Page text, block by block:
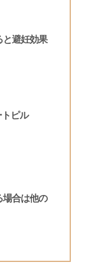
と避妊効果
ピル
場合は他の